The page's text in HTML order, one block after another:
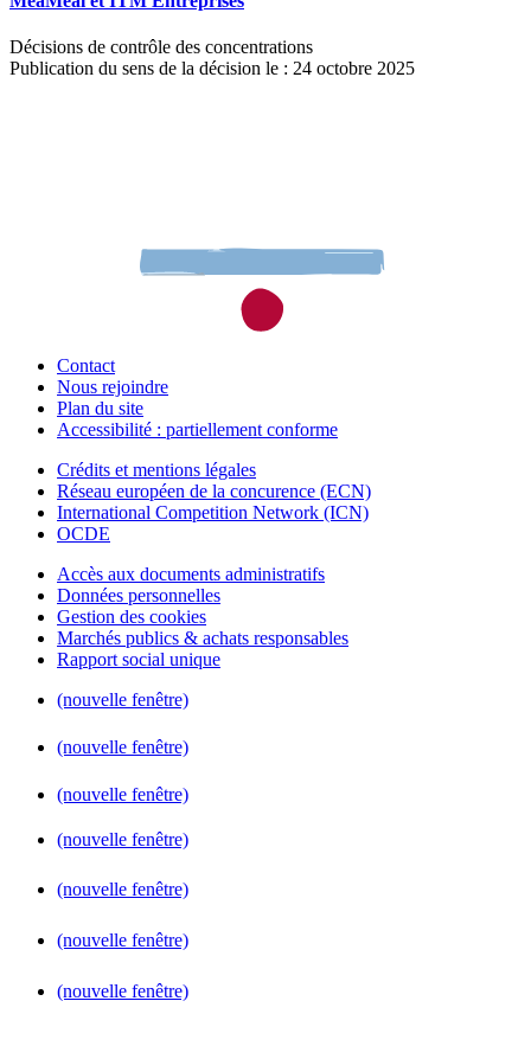
Décisions de contrôle des concentrations
Publication du sens de la décision le : 24 octobre 2025
Contact
Nous rejoindre
Plan du site
Accessibilité : partiellement conforme
Crédits et mentions légales
Réseau européen de la concurence (ECN)
International Competition Network (ICN)
OCDE
Accès aux documents administratifs
Données personnelles
Gestion des cookies
Marchés publics & achats responsables
Rapport social unique
(nouvelle fenêtre)
(nouvelle fenêtre)
(nouvelle fenêtre)
(nouvelle fenêtre)
(nouvelle fenêtre)
(nouvelle fenêtre)
(nouvelle fenêtre)